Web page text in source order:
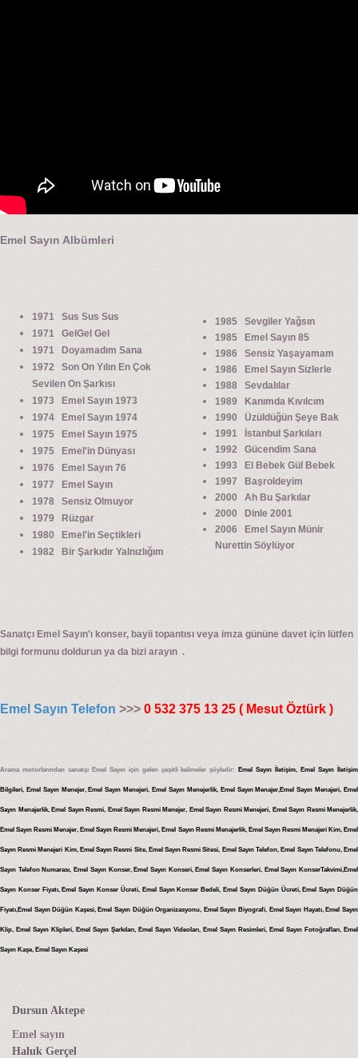
Emel Sayın Albümleri
1971 Sus Sus Sus
1971 GelGel Gel
1971 Doyamadım Sana
1972 Son On Yılın En Çok
Sevilen On Şarkısı
1973 Emel Sayın 1973
1974 Emel Sayın 1974
1975 Emel Sayın 1975
1975 Emel'in Dünyası
1976 Emel Sayın 76
1977 Emel Sayın
1978 Sensiz Olmuyor
1979 Rüzgar
1980 Emel'in Seçtikleri
1982 Bir Şarkıdır Yalnızlığım
1985 Sevgiler Yağsın
1985 Emel Sayın 85
1986 Sensiz Yaşayamam
1986 Emel Sayın Sizlerle
1988 Sevdalılar
1989 Kanımda Kıvılcım
1990 Üzüldüğün Şeye Bak
1991 İstanbul Şarkıları
1992 Gücendim Sana
1993 El Bebek Gül Bebek
1997 Başroldeyim
2000 Ah Bu Şarkılar
2000 Dinle 2001
2006 Emel Sayın Münir
Nurettin Söylüyor
Sanatçı Emel Sayın'ı konser, bayii topantısı veya imza gününe davet için lütfen
bilgi formunu doldurun ya da bizi arayın .
Emel Sayın Telefon >>> 0 532 375 13 25 ( Mesut Öztürk )
Arama motorlarından sanatçı Emel Sayın için gelen çeşitli kelimeler şöyledir: Emel Sayın İletişim, Emel Sayın İletişim
Bilgileri, Emel Sayın Menejer, Emel Sayın Menejeri, Emel Sayın Menejerlik, Emel Sayın Menajer,Emel Sayın Menajeri, Emel
Sayın Menajerlik, Emel Sayın Resmi, Emel Sayın Resmi Menejer, Emel Sayın Resmi Menejeri, Emel Sayın Resmi Menejerlik,
Emel Sayın Resmi Menajer, Emel Sayın Resmi Menajeri, Emel Sayın Resmi Menajerlik, Emel Sayın Resmi Menajeri Kim, Emel
Sayın Resmi Menejeri Kim, Emel Sayın Resmi Site, Emel Sayın Resmi Sitesi, Emel Sayın Telefon, Emel Sayın Telefonu, Emel
Sayın Telefon Numarası, Emel Sayın Konser, Emel Sayın Konseri, Emel Sayın Konserleri, Emel Sayın KonserTakvimi,Emel
Sayın Konser Fiyatı, Emel Sayın Konser Ücreti, Emel Sayın Konser Bedeli, Emel Sayın Düğün Ücreti, Emel Sayın Düğün
Fiyatı,Emel Sayın Düğün Kaşesi, Emel Sayın Düğün Organizasyonu, Emel Sayın Biyografi, Emel Sayın Hayatı, Emel Sayın
Klip, Emel Sayın Klipleri, Emel Sayın Şarkıları, Emel Sayın Videoları, Emel Sayın Resimleri, Emel Sayın Fotoğrafları, Emel
Sayın Kaşe, Emel Sayın Kaşesi
Dursun Aktepe
Emel sayın
Haluk Gerçel